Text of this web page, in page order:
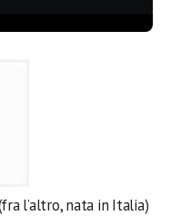
l’altro, nata in Italia)